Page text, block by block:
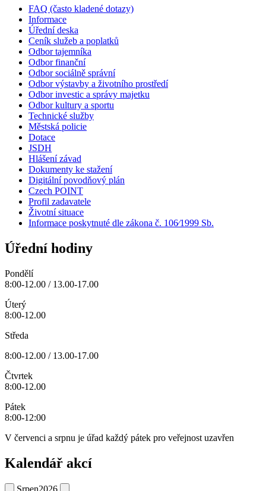
FAQ (často kladené dotazy)
Informace
Úřední deska
Ceník služeb a poplatků
Odbor tajemníka
Odbor finanční
Odbor sociálně správní
Odbor výstavby a životního prostředí
Odbor investic a správy majetku
Odbor kultury a sportu
Technické služby
Městská policie
Dotace
JSDH
Hlášení závad
Dokumenty ke stažení
Digitální povodňový plán
Czech POINT
Profil zadavatele
Životní situace
Informace poskytnuté dle zákona č. 106⁄1999 Sb.
Úřední hodiny
Pondělí
8:00-12.00 / 13.00-17.00
Úterý
8:00-12.00
Středa
8:00-12.00 / 13.00-17.00
Čtvrtek
8:00-12.00
Pátek
8:00-12:00
V červenci a srpnu je úřad každý pátek pro veřejnost uzavřen
Kalendář akcí
Srpen2026